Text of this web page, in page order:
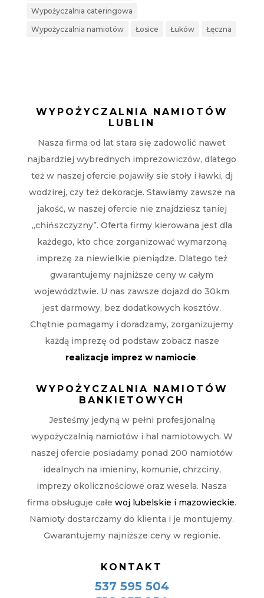
Wypożyczalnia cateringowa
Wypożyczalnia namiotów Łosice Łuków Łęczna
WYPOŻYCZALNIA NAMIOTÓW
LUBLIN
Nasza firma od lat stara się zadowolić nawet
najbardziej wybrednych imprezowiczów, dlatego
też w naszej ofercie pojawiły sie stoły i ławki, dj
wodzirej, czy też dekoracje. Stawiamy zawsze na
jakość, w naszej ofercie nie znajdziesz taniej
„chińszczyzny”. Oferta firmy kierowana jest dla
każdego, kto chce zorganizować wymarzoną
imprezę za niewielkie pieniądze. Dlatego też
gwarantujemy najniższe ceny w całym
województwie. U nas zawsze dojazd do 30km
jest darmowy, bez dodatkowych kosztów.
Chętnie pomagamy i doradzamy, zorganizujemy
każdą imprezę od podstaw zobacz nasze
realizacje imprez w namiocie.
WYPOŻYCZALNIA NAMIOTÓW
BANKIETOWYCH
Jesteśmy jedyną w pełni profesjonalną
wypożyczalnią namiotów i hal namiotowych. W
naszej ofercie posiadamy ponad 200 namiotów
idealnych na imieniny, komunie, chrzciny,
imprezy okolicznościowe oraz wesela. Nasza
firma obsługuje całewoj lubelskie i mazowieckie.
Namioty dostarczamy do klienta i je montujemy.
Gwarantujemy najniższe ceny w regionie.
KONTAKT
537 595 504